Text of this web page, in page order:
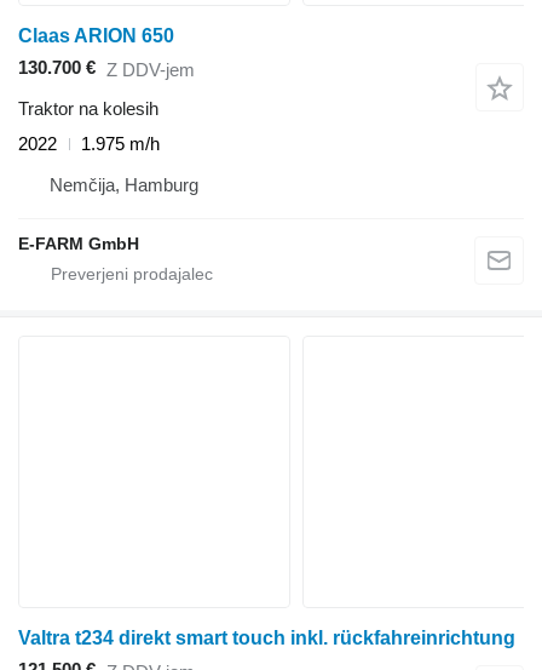
Claas ARION 650
130.700 € Z DDV-jem
Traktor na kolesih
2022
1.975 m/h
Nemčija, Hamburg
E-FARM GmbH
Valtra t234 direkt smart touch inkl. rückfahreinrichtung